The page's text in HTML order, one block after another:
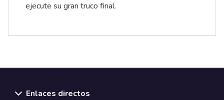
ejecute su gran truco final.
Enlaces directos